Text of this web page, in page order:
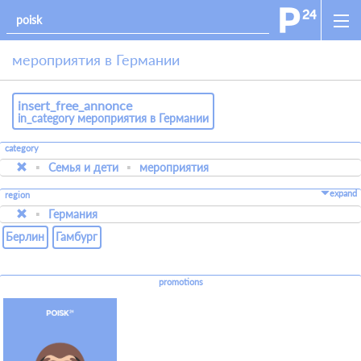
мероприятия в Германии
insert_free_annonce
in_category мероприятия в Германии
category
Семья и дети мероприятия
region expand
Германия
Берлин
Гамбург
promotions